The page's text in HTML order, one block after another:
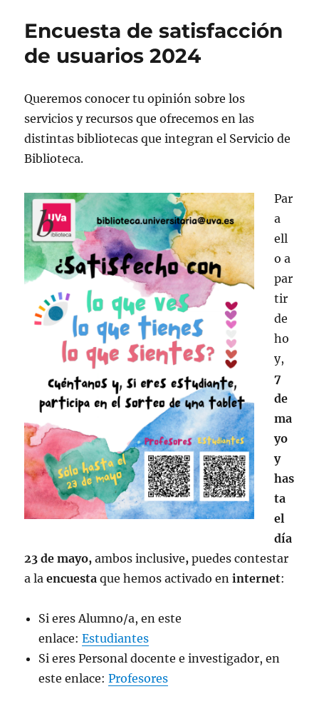
Encuesta de satisfacción
de usuarios 2024
Queremos conocer tu opinión sobre los
servicios y recursos que ofrecemos en las
distintas bibliotecas que integran el Servicio de
Biblioteca.
Par
a
ell
o a
par
tir
de
ho
y,
7
de
ma
yo
y
has
ta
el
día
23 de mayo,ambos inclusive,puedes contestar
a laencuestaque hemos activado en internet:
Si eres Alumno/a, en este
enlace:Estudiantes
Si eres Personal docente e investigador, en
este enlace:Profesores